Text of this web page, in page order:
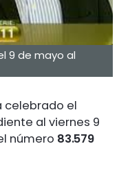
9 de mayo al
celebrado el
al viernes 9
número 83.579